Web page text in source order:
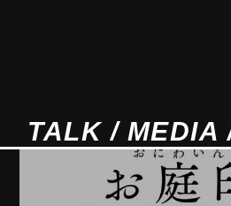
TALK / MEDIA